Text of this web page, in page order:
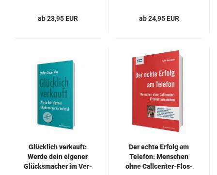
ab 23,95 EUR ab 24,95 EUR
Glück­lich ver­kauft:
Werde dein ei­ge­ner
Glücks­ma­cher im Ver­
Der echte Er­folg am
Te­le­fon: Men­schen
ohne Callcenter-​​Flos­